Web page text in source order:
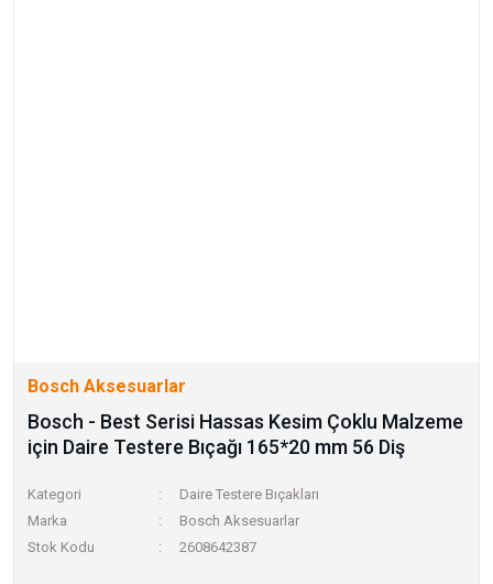
Bosch Aksesuarlar
Bosch - Best Serisi Hassas Kesim Çoklu Malzeme
için Daire Testere Bıçağı 165*20 mm 56 Diş
Kategori
Daire Testere Bıçakları
Marka
Bosch Aksesuarlar
Stok Kodu
2608642387